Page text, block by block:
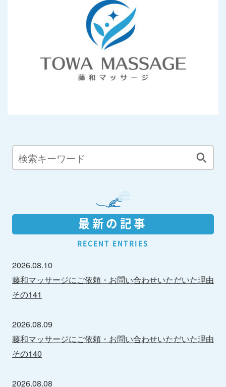
最新の記事
RECENT ENTRIES
2026.08.10
藤和マッサージにご依頼・お問い合わせいただいた理由
その141
2026.08.09
藤和マッサージにご依頼・お問い合わせいただいた理由
その140
2026.08.08